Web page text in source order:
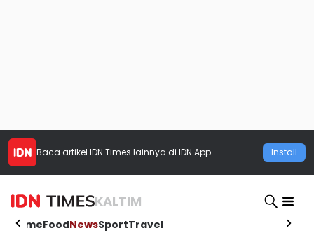
Baca artikel IDN Times lainnya di IDN App Install
KALTIM
HomeFoodNewsSportTravel